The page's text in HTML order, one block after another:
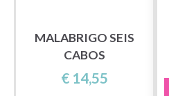
MALABRIGO SEIS
CABOS
€ 14,55